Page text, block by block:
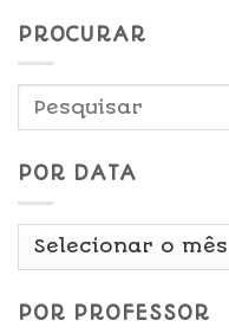
PROCURAR
POR DATA
Por
POR PROFESSOR